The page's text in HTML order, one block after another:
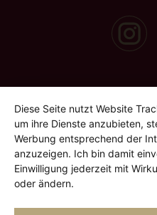
Diese Seite nutzt Website
um ihre Dienste anzubieten,
Werbung entsprechend der
anzuzeigen. Ich bin damit
Einwilligung jederzeit mit
oder ändern.